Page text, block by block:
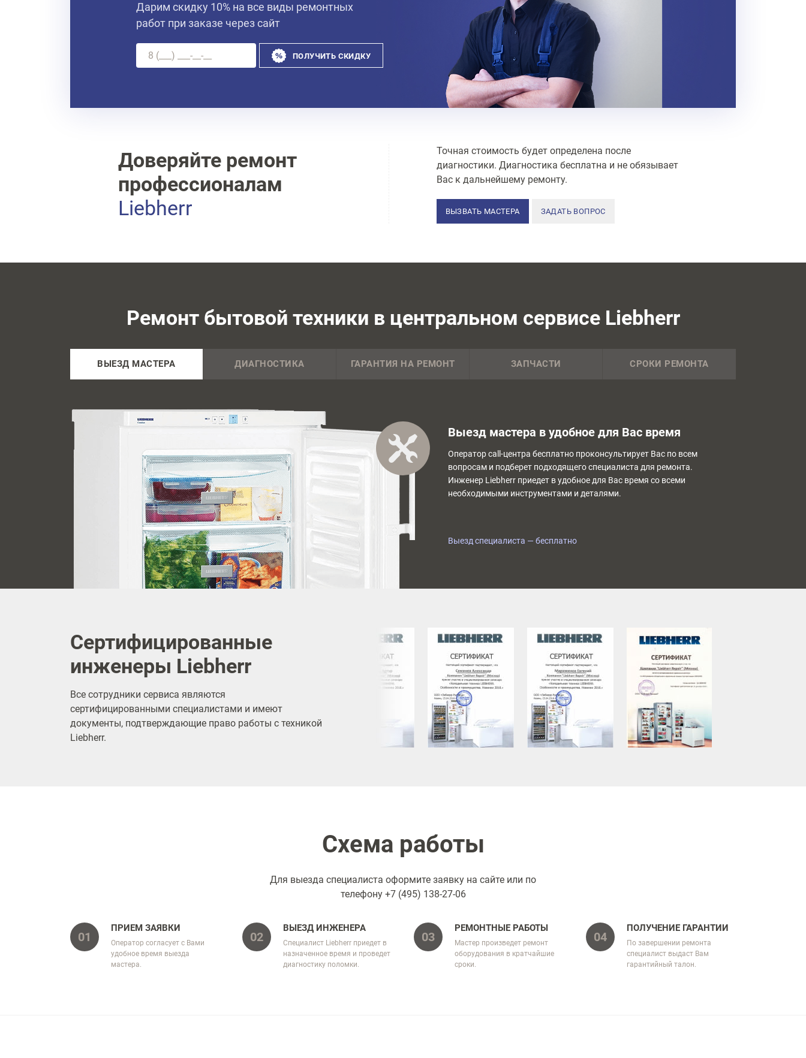
Дарим скидку 10% на все виды ремонтных
работ при заказе через сайт
ПОЛУЧИТЬ СКИДКУ
Доверяйте ремонт
профессионалам
Liebherr
Точная стоимость будет определена после
диагностики. Диагностика бесплатна и не обязывает
Вас к дальнейшему ремонту.
ВЫЗВАТЬ МАСТЕРА ЗАДАТЬ ВОПРОС
Ремонт бытовой техники в центральном сервисе Liebherr
ВЫЕЗД МАСТЕРА ДИАГНОСТИКА ГАРАНТИЯ НА РЕМОНТ ЗАПЧАСТИ СРОКИ РЕМОНТА
Выезд мастера в удобное для Вас время
Оператор call-центра бесплатно проконсультирует Вас по всем
вопросам и подберет подходящего специалиста для ремонта.
Инженер Liebherr приедет в удобное для Вас время со всеми
необходимыми инструментами и деталями.
Выезд специалиста — бесплатно
Сертифицированные
инженеры Liebherr
Все сотрудники сервиса являются
сертифицированными специалистами и имеют
документы, подтверждающие право работы с техникой
Liebherr.
Схема работы
Для выезда специалиста оформите заявку на сайте или по
телефону +7 (495) 138-27-06
01
ПРИЕМ ЗАЯВКИ
Оператор согласует с Вами
удобное время выезда
мастера.
02
ВЫЕЗД ИНЖЕНЕРА
Специалист Liebherr приедет в
назначенное время и проведет
диагностику поломки.
03
РЕМОНТНЫЕ РАБОТЫ
Мастер произведет ремонт
оборудования в кратчайшие
сроки.
04
ПОЛУЧЕНИЕ ГАРАНТИИ
По завершении ремонта
специалист выдаст Вам
гарантийный талон.